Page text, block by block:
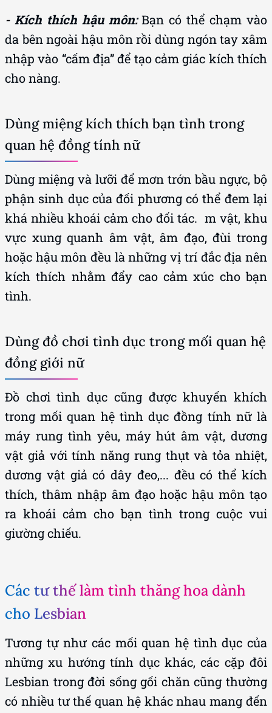
- Kích thích hậu môn:Bạn có thể chạm vào
da bên ngoài hậu môn rồi dùng ngón tay xâm
nhập vào “cấm địa” để tạo cảm giác kích thích
cho nàng.
Dùng miệng kích thích bạn tình trong
quan hệ đồng tính nữ
Dùng miệng và lưỡi để mơn trớn bầu ngực, bộ
phận sinh dục của đối phương có thể đem lại
khá nhiều khoái cảm cho đối tác. m vật, khu
vực xung quanh âm vật, âm đạo, đùi trong
hoặc hậu môn đều là những vị trí đắc địa nên
kích thích nhằm đẩy cao cảm xúc cho bạn
tình.
Dùng đồ chơi tình dục trong mối quan hệ
đồng giới nữ
Đồ chơi tình dục cũng được khuyến khích
trong mối quan hệ tình dục đồng tính nữ là
máy rung tình yêu, máy hút âm vật, dương
vật giả với tính năng rung thụt và tỏa nhiệt,
dương vật giả có dây đeo,... đều có thể kích
thích, thâm nhập âm đạo hoặc hậu môn tạo
ra khoái cảm cho bạn tình trong cuộc vui
giường chiếu.
Các tư thế làm tình thăng hoa dành
cho Lesbian
Tương tự như các mối quan hệ tình dục của
những xu hướng tính dục khác, các cặp đôi
Lesbian trong đời sống gối chăn cũng thường
có nhiều tư thế quan hệ khác nhau mang đến